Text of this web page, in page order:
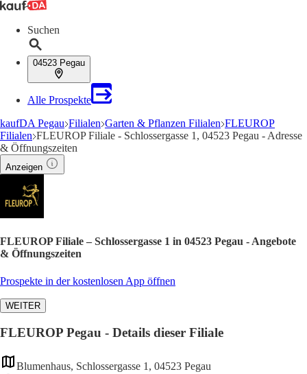
Suchen
04523 Pegau
Alle Prospekte
kaufDA Pegau Filialen Garten & Pflanzen Filialen FLEUROP
Filialen FLEUROP Filiale - Schlossergasse 1, 04523 Pegau - Adresse
& Öffnungszeiten
Anzeigen
FLEUROP Filiale – Schlossergasse 1 in 04523 Pegau - Angebote
& Öffnungszeiten
Prospekte in der kostenlosen App öffnen
WEITER
FLEUROP Pegau - Details dieser Filiale
Blumenhaus, Schlossergasse 1, 04523 Pegau